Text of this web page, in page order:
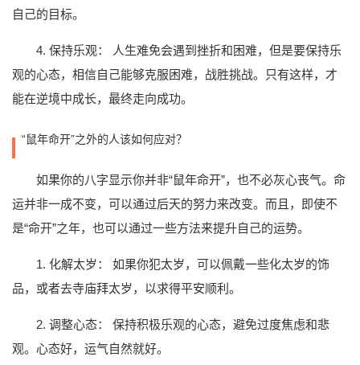
自己的目标。
4. 保持乐观： 人生难免会遇到挫折和困难，但是要保持乐
观的心态，相信自己能够克服困难，战胜挑战。只有这样，才
能在逆境中成长，最终走向成功。
“鼠年命开”之外的人该如何应对？
如果你的八字显示你并非“鼠年命开”，也不必灰心丧气。命
运并非一成不变，可以通过后天的努力来改变。而且，即使不
是“命开”之年，也可以通过一些方法来提升自己的运势。
1. 化解太岁： 如果你犯太岁，可以佩戴一些化太岁的饰
品，或者去寺庙拜太岁，以求得平安顺利。
2. 调整心态： 保持积极乐观的心态，避免过度焦虑和悲
观。心态好，运气自然就好。